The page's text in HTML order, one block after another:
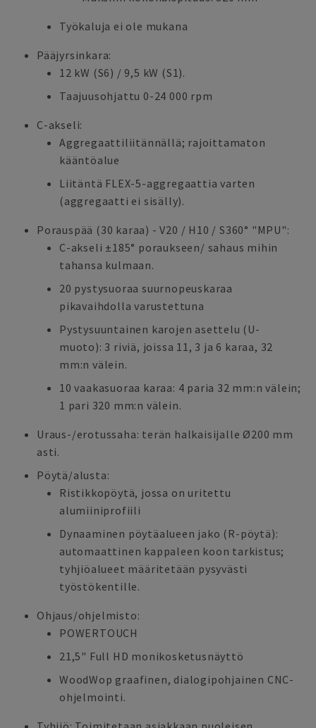
Työkaluja ei ole mukana
Pääjyrsinkara:
12 kW (S6) / 9,5 kW (S1).
Taajuusohjattu 0-24 000 rpm
C-akseli:
Aggregaattiliitännällä; rajoittamaton
kääntöalue
Liitäntä FLEX-5-aggregaattia varten
(aggregaatti ei sisälly).
Porauspää (30 karaa) - V20 / H10 / S360° "MPU":
C-akseli ±185° poraukseen/ sahaus mihin
tahansa kulmaan.
20 pystysuoraa suurnopeuskaraa
pikavaihdolla varustettuna
Pystysuuntainen karojen asettelu (U-
muoto): 3 riviä, joissa 11, 3 ja 6 karaa, 32
mm:n välein.
10 vaakasuoraa karaa: 4 paria 32 mm:n välein;
1 pari 320 mm:n välein.
Uraus-/erotussaha: terän halkaisijalle Ø200 mm
asti.
Pöytä/alusta:
Ristikkopöytä, jossa on uritettu
alumiiniprofiili
Dynaaminen pöytäalueen jako (R-pöytä):
automaattinen kappaleen koon tarkistus;
tyhjiöalueet määritetään pysyvästi
työstökentille.
Ohjaus/ohjelmisto:
POWERTOUCH
21,5" Full HD monikosketusnäyttö
WoodWop graafinen, dialogipohjainen CNC-
ohjelmointi.